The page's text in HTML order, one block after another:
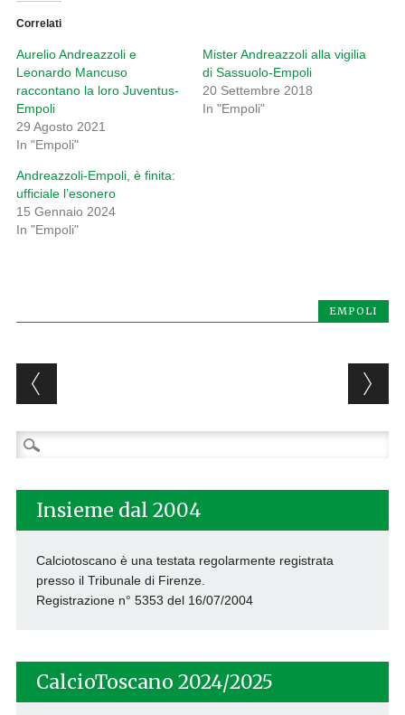
Correlati
Aurelio Andreazzoli e
Leonardo Mancuso
raccontano la loro Juventus-
Empoli
29 Agosto 2021
In "Empoli"
Mister Andreazzoli alla vigilia
di Sassuolo-Empoli
20 Settembre 2018
In "Empoli"
Andreazzoli-Empoli, è finita:
ufficiale l’esonero
15 Gennaio 2024
In "Empoli"
EMPOLI
Post navigation
Ricerca
per:
Insieme dal 2004
Calciotoscano è una testata regolarmente registrata
presso il Tribunale di Firenze.
Registrazione n° 5353 del 16/07/2004
CalcioToscano 2024/2025